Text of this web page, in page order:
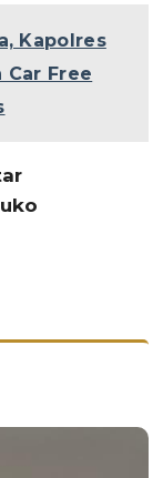
Kapolres
Free